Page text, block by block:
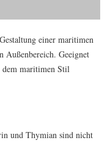
einer maritimen
Außenbereich. Geeignet
maritimen Stil
und Thymian sind nicht